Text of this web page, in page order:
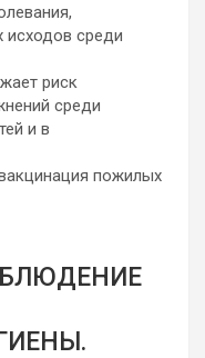
исходов среди
риск
среди
и в
пожилых